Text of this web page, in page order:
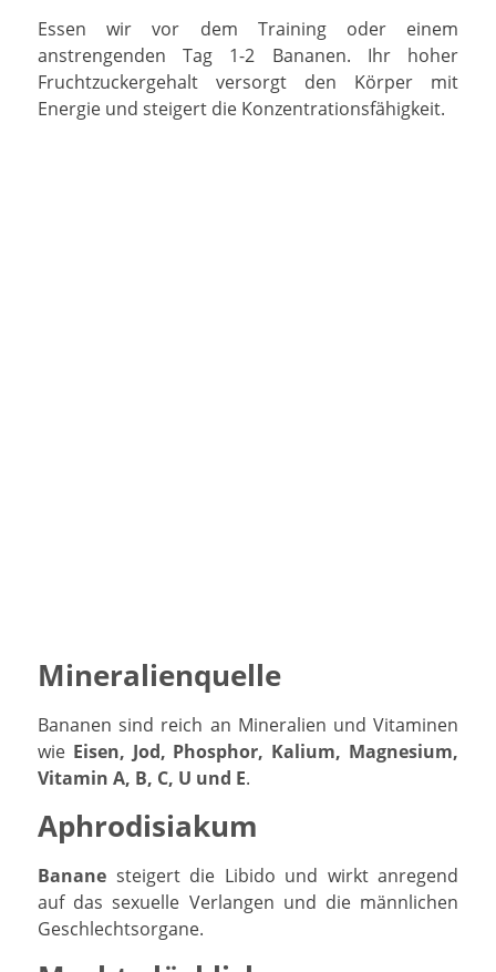
Essen wir vor dem Training oder einem
anstrengenden Tag 1-2 Bananen. Ihr hoher
Fruchtzuckergehalt versorgt den Körper mit
Energie und steigert die Konzentrationsfähigkeit.
Mineralienquelle
Bananen sind reich an Mineralien und Vitaminen
wie Eisen, Jod, Phosphor, Kalium, Magnesium,
Vitamin A, B, C, U und E.
Aphrodisiakum
Banane steigert die Libido und wirkt anregend
auf das sexuelle Verlangen und die männlichen
Geschlechtsorgane.